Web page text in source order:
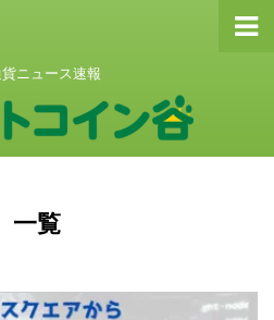
ニュース速報
一覧